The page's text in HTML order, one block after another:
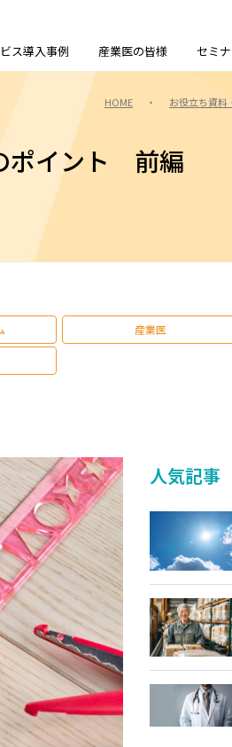
ス導入事例 産業医の皆様 セミ
ポイント 前編
HOME ・ お役立ち資料
産業医
人気記事